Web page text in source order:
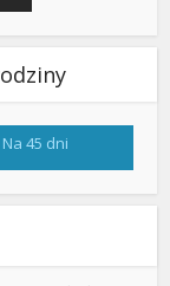
Na 45 dni